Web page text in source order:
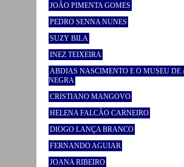
JOÃO PIMENTA GOMES
PEDRO SENNA NUNES
SUZY BILA
INEZ TEIXEIRA
ABDIAS NASCIMENTO E O MUSEU DE
NEGRA
CRISTIANO MANGOVO
HELENA FALCÃO CARNEIRO
DIOGO LANÇA BRANCO
FERNANDO AGUIAR
JOANA RIBEIRO